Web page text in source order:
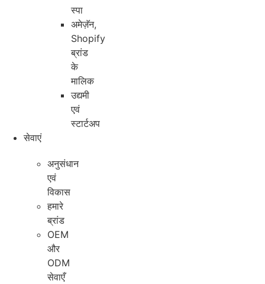
स्पा
अमेज़ॅन,
Shopify
ब्रांड
के
मालिक
उद्यमी
एवं
स्टार्टअप
सेवाएं
अनुसंधान
एवं
विकास
हमारे
ब्रांड
OEM
और
ODM
सेवाएँ